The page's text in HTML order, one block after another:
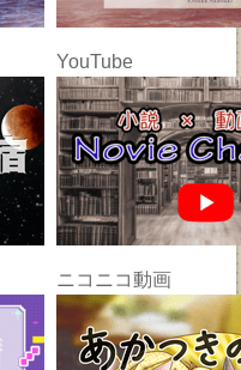
YouTube
ニコニコ動画